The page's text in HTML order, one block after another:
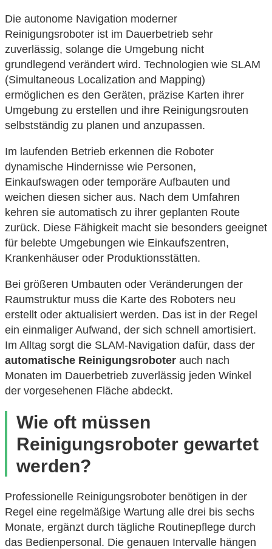
Die autonome Navigation moderner
Reinigungsroboter ist im Dauerbetrieb sehr
zuverlässig, solange die Umgebung nicht
grundlegend verändert wird. Technologien wie SLAM
(Simultaneous Localization and Mapping)
ermöglichen es den Geräten, präzise Karten ihrer
Umgebung zu erstellen und ihre Reinigungsrouten
selbstständig zu planen und anzupassen.
Im laufenden Betrieb erkennen die Roboter
dynamische Hindernisse wie Personen,
Einkaufswagen oder temporäre Aufbauten und
weichen diesen sicher aus. Nach dem Umfahren
kehren sie automatisch zu ihrer geplanten Route
zurück. Diese Fähigkeit macht sie besonders geeignet
für belebte Umgebungen wie Einkaufszentren,
Krankenhäuser oder Produktionsstätten.
Bei größeren Umbauten oder Veränderungen der
Raumstruktur muss die Karte des Roboters neu
erstellt oder aktualisiert werden. Das ist in der Regel
ein einmaliger Aufwand, der sich schnell amortisiert.
Im Alltag sorgt die SLAM-Navigation dafür, dass der
automatische Reinigungsroboter auch nach
Monaten im Dauerbetrieb zuverlässig jeden Winkel
der vorgesehenen Fläche abdeckt.
Wie oft müssen
Reinigungsroboter gewartet
werden?
Professionelle Reinigungsroboter benötigen in der
Regel eine regelmäßige Wartung alle drei bis sechs
Monate, ergänzt durch tägliche Routinepflege durch
das Bedienpersonal. Die genauen Intervalle hängen